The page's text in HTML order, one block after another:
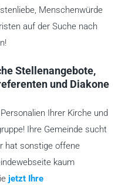
Menschenwürde
auf der Suche nach
Stellenangebote,
und Diakone
Ihrer Kirche und
Ihre Gemeinde sucht
hat sonstige offene
kaum
jetzt Ihre